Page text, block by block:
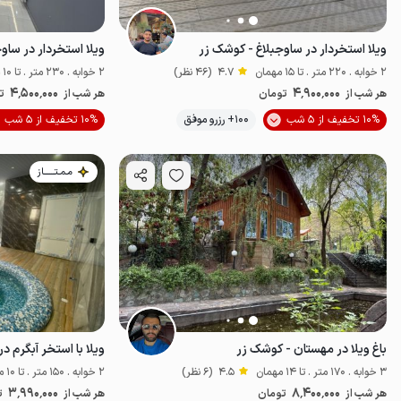
ویلا استخردار در ساوجبلاغ - کوشک زر
2 خوابه . 220 متر . تا 15 مهمان 4.7 (46 نظر)
هر شب از 4٬900٬000 تومان
10% تخفیف از 5 شب
100+ رزرو موفق موقعیت در نقشه
ویلا استخردار در
2 خوابه . 230 متر . تا 10 مهمان
هر شب از 4٬500٬000
10% تخفیف از 5 شب
باغ ویلا در مهستان - کوشک زر
3 خوابه . 170 متر . تا 14 مهمان 4.5 (6 نظر)
هر شب از 8٬400٬000 تومان
مـمـتــــــاز
ویلا با استخر
2 خوابه . 150 متر . تا 10 مهمان
هر شب از 3٬990٬000